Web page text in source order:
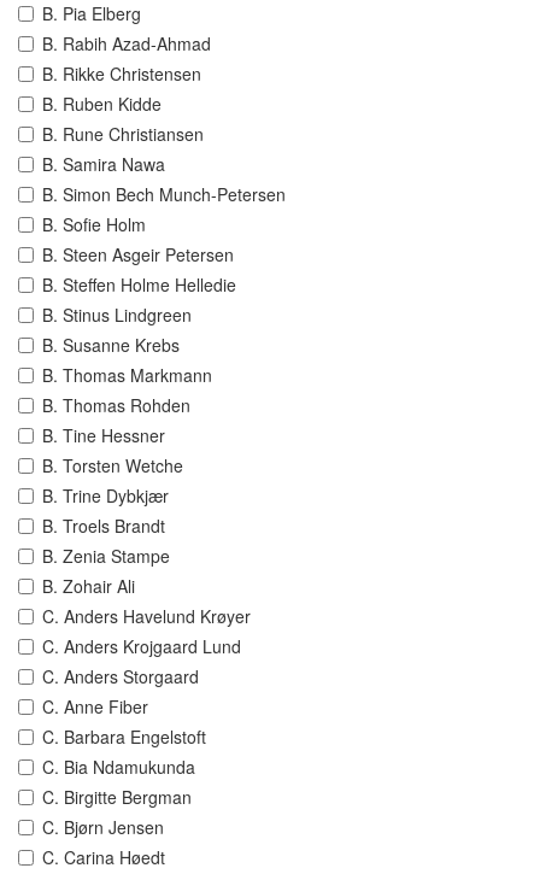
B. Pia Elberg
B. Rabih Azad-Ahmad
B. Rikke Christensen
B. Ruben Kidde
B. Rune Christiansen
B. Samira Nawa
B. Simon Bech Munch-Petersen
B. Sofie Holm
B. Steen Asgeir Petersen
B. Steffen Holme Helledie
B. Stinus Lindgreen
B. Susanne Krebs
B. Thomas Markmann
B. Thomas Rohden
B. Tine Hessner
B. Torsten Wetche
B. Trine Dybkjær
B. Troels Brandt
B. Zenia Stampe
B. Zohair Ali
C. Anders Havelund Krøyer
C. Anders Krojgaard Lund
C. Anders Storgaard
C. Anne Fiber
C. Barbara Engelstoft
C. Bia Ndamukunda
C. Birgitte Bergman
C. Bjørn Jensen
C. Carina Høedt